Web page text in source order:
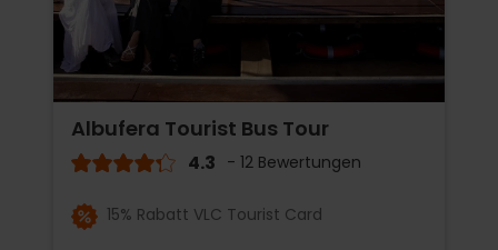
Albufera Tourist Bus Tour
4.3 - 12 Bewertungen
15% Rabatt VLC Tourist Card